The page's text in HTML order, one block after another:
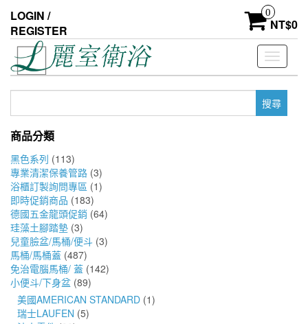
the
content
LOGIN /
REGISTER
0
NT$0
Toggle
鍵
商品分類
黑色系列 (113)
專業清潔保養管路 (3)
浴櫃訂製詢問專區 (1)
即時促銷商品 (183)
德國五金龍頭促銷 (64)
珪藻土腳踏墊 (3)
兒童臉盆/馬桶/便斗 (3)
馬桶/馬桶蓋 (487)
免治電腦馬桶/ 蓋 (142)
小便斗/下身盆 (89)
美國AMERICAN STANDARD (1)
瑞士LAUFEN (5)